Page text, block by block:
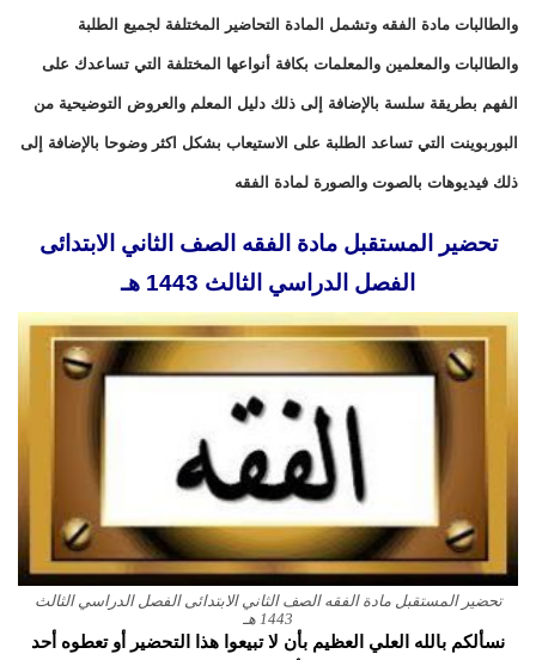
والطالبات مادة الفقه وتشمل المادة التحاضير المختلفة لجميع الطلبة
والطالبات والمعلمين والمعلمات بكافة أنواعها المختلفة التي تساعدك على
الفهم بطريقة سلسة بالإضافة إلى ذلك دليل المعلم والعروض التوضيحية من
البوربوينت التي تساعد الطلبة على الاستيعاب بشكل اكثر وضوحا بالإضافة إلى
ذلك فيديوهات بالصوت والصورة لمادة الفقه
تحضير المستقبل مادة الفقه الصف الثاني الابتدائى
الفصل الدراسي الثالث 1443 هـ
تحضير المستقبل مادة الفقه الصف الثاني الابتدائى الفصل الدراسي الثالث
1443 هـ
نسألكم بالله العلي العظيم بأن لا تبيعوا هذا التحضير أو تعطوه أحد